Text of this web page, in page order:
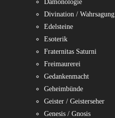
Dämonologie
Divination / Wahrsagung
Edelsteine
Esoterik
Fraternitas Saturni
Freimaurerei
Gedankenmacht
Geheimbünde
Geister / Geisterseher
Genesis / Gnosis